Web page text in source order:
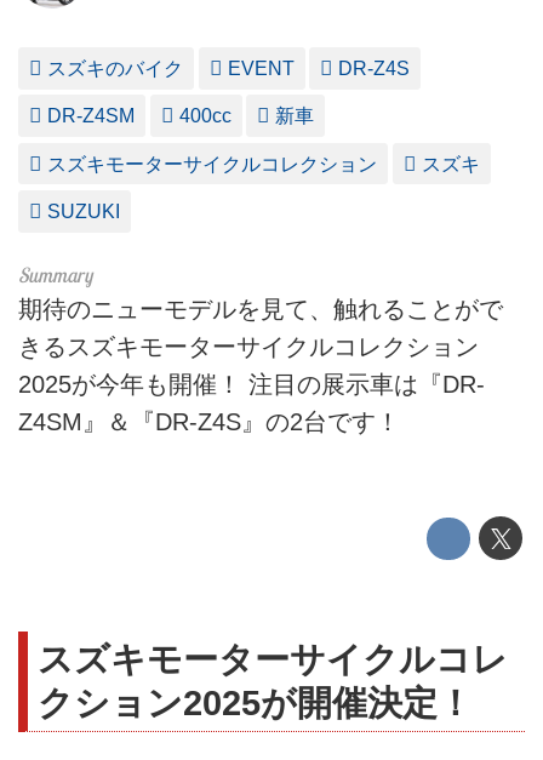
スズキのバイク EVENT DR-Z4S
DR-Z4SM 400cc 新車
スズキモーターサイクルコレクション スズキ
SUZUKI
期待のニューモデルを見て、触れることがで
きるスズキモーターサイクルコレクション
2025が今年も開催！ 注目の展示車は『DR-
Z4SM』＆『DR-Z4S』の2台です！
スズキモーターサイクルコレ
クション2025が開催決定！